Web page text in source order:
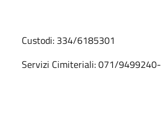
Custodi: 334/6185301
Servizi Cimiteriali: 071/